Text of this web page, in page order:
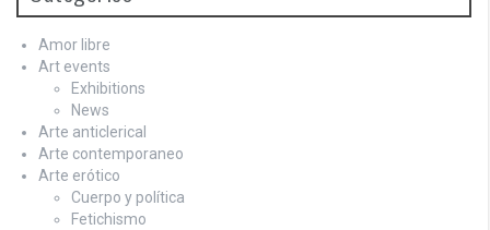
Amor libre
Art events
Exhibitions
News
Arte anticlerical
Arte contemporaneo
Arte erótico
Cuerpo y política
Fetichismo